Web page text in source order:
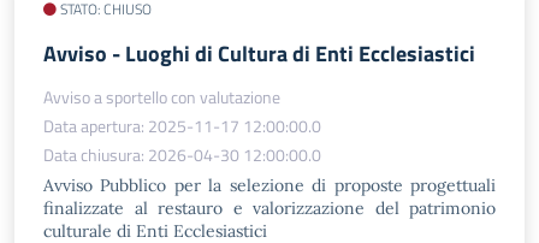
STATO: CHIUSO
​Avviso - Luoghi di Cultura di Enti Ecclesiastici
Avviso a sportello con valutazione
Data apertura: 2025-11-17 12:00:00.0
Data chiusura: 2026-04-30 12:00:00.0
Avviso Pubblico per la selezione di proposte progettuali
finalizzate al restauro e valorizzazione del patrimonio
culturale di Enti Ecclesiastici